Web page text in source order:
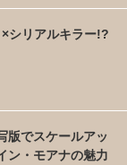
シリアルキラー!?
版でスケールアッ
ン・モアナの魅力